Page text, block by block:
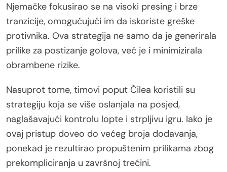
Njemačke fokusirao se na visoki presing i brze
tranzicije, omogućujući im da iskoriste greške
protivnika. Ova strategija ne samo da je generirala
prilike za postizanje golova, već je i minimizirala
obrambene rizike.
Nasuprot tome, timovi poput Čilea koristili su
strategiju koja se više oslanjala na posjed,
naglašavajući kontrolu lopte i strpljivu igru. Iako je
ovaj pristup doveo do većeg broja dodavanja,
ponekad je rezultirao propuštenim prilikama zbog
prekompliciranja u završnoj trećini.